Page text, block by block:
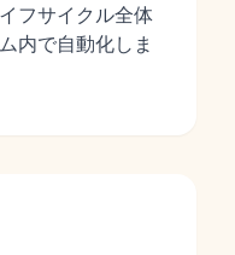
フサイクル全体
内で自動化しま